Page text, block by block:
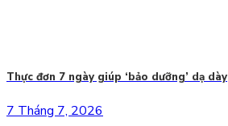
Thực đơn 7 ngày giúp ‘bảo dưỡng’ dạ dày
7 Tháng 7, 2026